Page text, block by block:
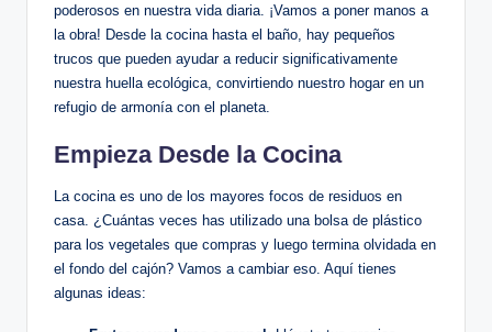
poderosos en nuestra vida diaria. ¡Vamos a poner manos a
la obra! Desde la cocina hasta el baño, hay pequeños
trucos que pueden ayudar a reducir significativamente
nuestra huella ecológica, convirtiendo nuestro hogar en un
refugio de armonía con el planeta.
Empieza Desde la Cocina
La cocina es uno de los mayores focos de residuos en
casa. ¿Cuántas veces has utilizado una bolsa de plástico
para los vegetales que compras y luego termina olvidada en
el fondo del cajón? Vamos a cambiar eso. Aquí tienes
algunas ideas: